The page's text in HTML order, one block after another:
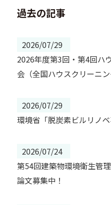
過去の記事
2026/07/29
2026年度第3回・第4回ハ
会（全国ハウスクリーニン
2026/07/29
環境省「脱炭素ビルリノ
2026/07/24
第54回建築物環境衛生管
論文募集中！